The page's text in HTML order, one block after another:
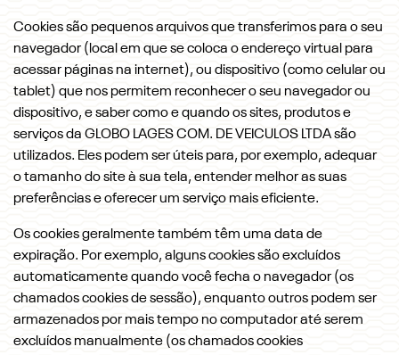
Cookies são pequenos arquivos que transferimos para o seu
navegador (local em que se coloca o endereço virtual para
acessar páginas na internet), ou dispositivo (como celular ou
tablet) que nos permitem reconhecer o seu navegador ou
dispositivo, e saber como e quando os sites, produtos e
serviços da GLOBO LAGES COM. DE VEICULOS LTDA são
utilizados. Eles podem ser úteis para, por exemplo, adequar
o tamanho do site à sua tela, entender melhor as suas
preferências e oferecer um serviço mais eficiente.
Os cookies geralmente também têm uma data de
expiração. Por exemplo, alguns cookies são excluídos
automaticamente quando você fecha o navegador (os
chamados cookies de sessão), enquanto outros podem ser
armazenados por mais tempo no computador até serem
excluídos manualmente (os chamados cookies